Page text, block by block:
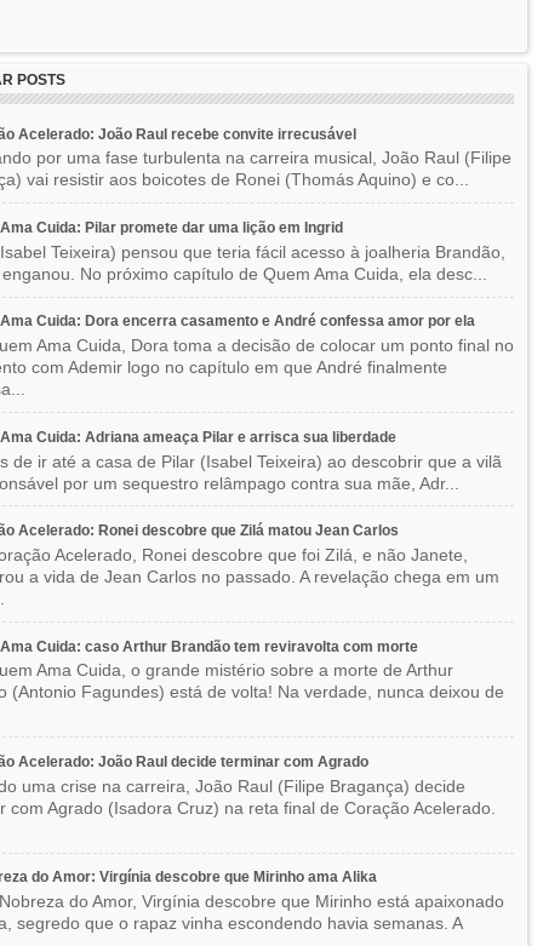
POSTS
Acelerado: João Raul recebe convite irrecusável
por uma fase turbulenta na carreira musical, João Raul (Filipe
vai resistir aos boicotes de Ronei (Thomás Aquino) e co...
Cuida: Pilar promete dar uma lição em Ingrid
Teixeira) pensou que teria fácil acesso à joalheria Brandão,
No próximo capítulo de Quem Ama Cuida, ela desc...
Cuida: Dora encerra casamento e André confessa amor por ela
Ama Cuida, Dora toma a decisão de colocar um ponto final no
com Ademir logo no capítulo em que André finalmente
Cuida: Adriana ameaça Pilar e arrisca sua liberdade
de ir até a casa de Pilar (Isabel Teixeira) ao descobrir que a vilã
por um sequestro relâmpago contra sua mãe, Adr...
Acelerado: Ronei descobre que Zilá matou Jean Carlos
Acelerado, Ronei descobre que foi Zilá, e não Janete,
a vida de Jean Carlos no passado. A revelação chega em um
Cuida: caso Arthur Brandão tem reviravolta com morte
Ama Cuida, o grande mistério sobre a morte de Arthur
(Antonio Fagundes) está de volta! Na verdade, nunca deixou de
Acelerado: João Raul decide terminar com Agrado
uma crise na carreira, João Raul (Filipe Bragança) decide
com Agrado (Isadora Cruz) na reta final de Coração Acelerado.
do Amor: Virgínia descobre que Mirinho ama Alika
do Amor, Virgínia descobre que Mirinho está apaixonado
segredo que o rapaz vinha escondendo havia semanas. A